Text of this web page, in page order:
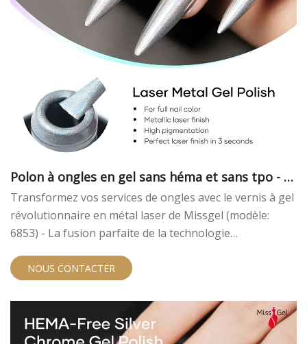
Polon à ongles en gel sans héma et sans tpo - m
étal laser
Transformez vos services de ongles avec le vernis à gel
révolutionnaire en métal laser de Missgel (modèle:
6853) - La fusion parfaite de la technologie
En tant que fabricant de gel à ongles de premier plan
innovant de gel UV de qualité professionnelle qui crée
de superbes effets arc-en-ciel holographiques.
NOUS CONTACTER